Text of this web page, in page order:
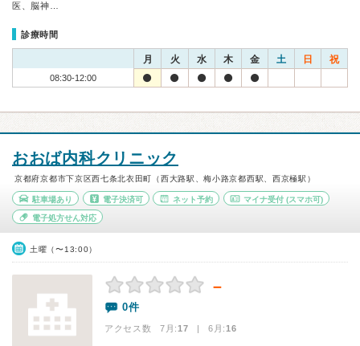
医、脳神…
診療時間
月 火 水 木 金 土 日 祝
08:30-12:00
おおば内科クリニック
京都府京都市下京区西七条北衣田町（西大路駅、梅小路京都西駅、西京極駅）
駐車場あり 電子決済可 ネット予約 マイナ受付 (スマホ可)
電子処方せん対応
土曜（〜13:00）
－
0件
アクセス数 7月:17 | 6月:16